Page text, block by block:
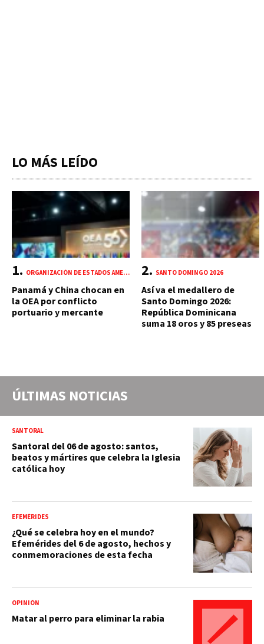
LO MÁS LEÍDO
ORGANIZACIÓN DE ESTADOS AMERICANOS (OEA)
Panamá y China chocan en
la OEA por conflicto
portuario y mercante
SANTO DOMINGO 2026
Así va el medallero de
Santo Domingo 2026:
República Dominicana
suma 18 oros y 85 preseas
ÚLTIMAS NOTICIAS
SANTORAL
Santoral del 06 de agosto: santos,
beatos y mártires que celebra la Iglesia
católica hoy
EFEMÉRIDES
¿Qué se celebra hoy en el mundo?
Efemérides del 6 de agosto, hechos y
conmemoraciones de esta fecha
OPINIÓN
Matar al perro para eliminar la rabia